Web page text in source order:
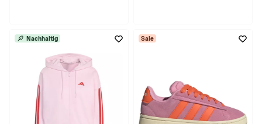
Nachhaltig Sale